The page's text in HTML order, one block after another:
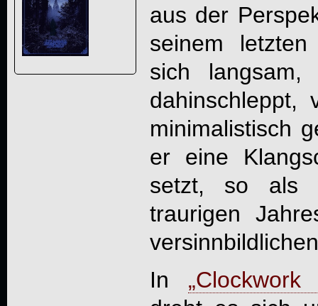
aus der
seinem
sich langsam,
dahinschleppt,
minimalistisch
er eine
setzt, so als
traurigen
In